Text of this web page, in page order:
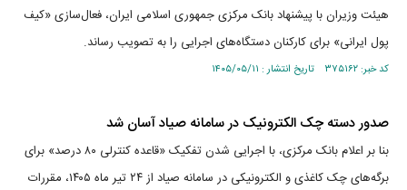
هیئت وزیران با پیشنهاد بانک مرکزی جمهوری اسلامی ایران، فعال‌سازی «کیف
پول ایرانی» برای کارکنان دستگاه‌های اجرایی را به تصویب رساند.
کد خبر: ۳۷۵۱۶۲ تاریخ انتشار : ۱۴۰۵/۰۵/۱۱
صدور دسته چک الکترونیک در سامانه صیاد آسان شد
بنا بر اعلام بانک مرکزی، با اجرایی شدن تفکیک «قاعده کنترلی ۸۰ درصد» برای
برگه‌های چک کاغذی و الکترونیکی در سامانه صیاد از ۲۴ تیر ماه ۱۴۰۵، مقررات